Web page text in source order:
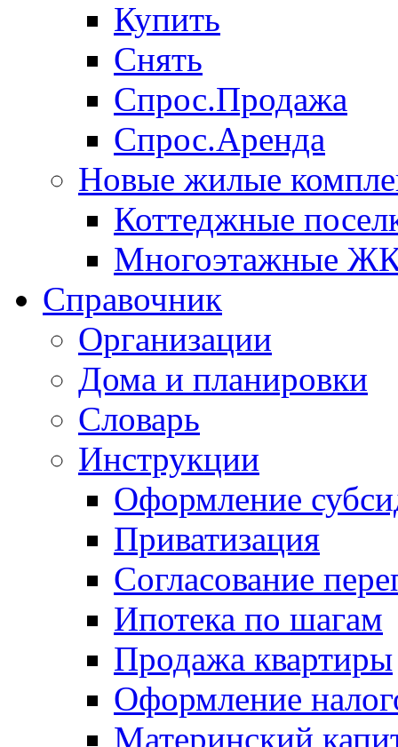
Купить
Снять
Спрос.Продажа
Спрос.Аренда
Новые жилые
Коттеджные
Многоэтажные
Справочник
Организации
Дома и планировки
Словарь
Инструкции
Оформление
Приватизация
Согласование
Ипотека по шагам
Продажа квартиры
Оформление
Материнский